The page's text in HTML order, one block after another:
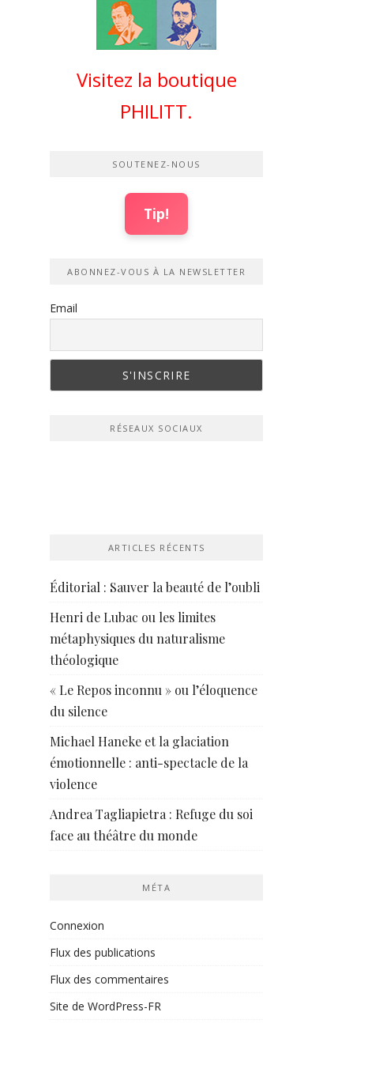
Visitez la boutique
PHILITT.
SOUTENEZ-NOUS
Tip!
ABONNEZ-VOUS À LA NEWSLETTER
Email
RÉSEAUX SOCIAUX
ARTICLES RÉCENTS
Éditorial : Sauver la beauté de l’oubli
Henri de Lubac ou les limites
métaphysiques du naturalisme
théologique
« Le Repos inconnu » ou l’éloquence
du silence
Michael Haneke et la glaciation
émotionnelle : anti-spectacle de la
violence
Andrea Tagliapietra : Refuge du soi
face au théâtre du monde
MÉTA
Connexion
Flux des publications
Flux des commentaires
Site de WordPress-FR